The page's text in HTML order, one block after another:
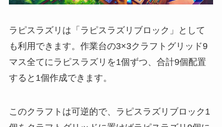
ラピスラズリは「ラピスラズリブロック」として
も利用できます。作業台の3×3クラフトグリッド9
マス全てにラピスラズリを1個ずつ、合計9個配置
すると1個作成できます。
このクラフトは可逆的で、ラピスラズリブロック1